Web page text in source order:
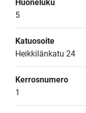
Huoneluku
5
Katuosoite
Heikkilänkatu 24
Kerrosnumero
1